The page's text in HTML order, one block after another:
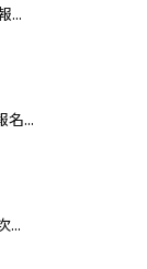
...
名...
...